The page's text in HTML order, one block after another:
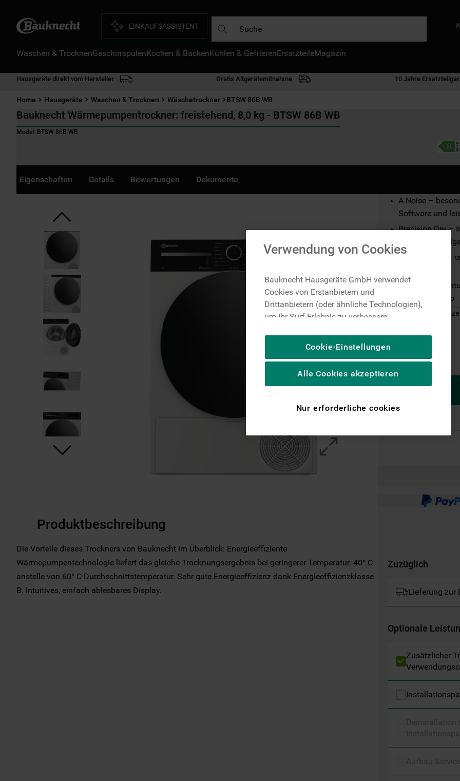
EINKAUFSASSISTENT
Waschen & TrocknenGeschirrspülenKochen & BackenKühlen & GefrierenErsatzteileMagazin
Hausgeräte direkt vom Hersteller Gratis Altgerätemitnahme 10 Jahre
Home Hausgeräte Waschen & Trocknen Wäschetrockner BTSW 86B WB
Bauknecht Wärmepumpentrockner: freistehend, 8,0 kg - BTSW 86B WB
Model: BTSW 86B WB
Eigenschaften Details Bewertungen Dokumente
Produktbeschreibung
Die Vorteile dieses Trockners von Bauknecht im Überblick: Energieeffiziente
Wärmepumpentechnologie liefert das gleiche Trocknungsergebnis bei geringerer Temperatur. 40° C
anstelle von 60° C Durchschnittstemperatur. Sehr gute Energieeffizienz dank Energieeffizienzklasse
B. Intuitives, einfach ablesbares Display.
A-Noise –
Software und
Precision Dry –
Dynamic
Adaptive Dry –
Schnelle und
HomeWhiz App
Auf Lager:
Zuzüglich
Lieferung zur
Optionale
Zusätzlicher
Verwendung von Cookies
Bauknecht Hausgeräte GmbH verwendet
Cookies von Erstanbietern und
Drittanbietern (oder ähnliche Technologien),
um Ihr Surf-Erlebnis zu verbessern
Publikum zu messen (Leistungs-Cookies),
um die redaktionellen Inhalte der Website
basierend auf Ihrer Nutzung der Website zu
personalisieren, die Funktionalität der
spezifische Funktionen anzubieten
Werbung basierend auf Ihren
Gewohnheiten, Interaktionen mit unseren
Websites, Werbeanzeigen und Interessen
(einschließlich über Drittanbieter und auf
https://business.safety.google/privacy/
(Profiling- und Marketing-Cookies).
Drittanbieter für solche Zwecke zu. Wenn
klicken Sie auf die Schaltfläche "Cookie
erforderliche Cookies" klicken, werden
https://www.bauknecht.de/seiten/nutzung-
Cookie-Einstellungen
Nur erforderliche cookies
Alle Cookies akzeptieren
DIE HÄUFIGSTEN SUCHANFRAGEN
3. kühlgefrierkombination
bko
8. mikrowelle
gefriertruhe